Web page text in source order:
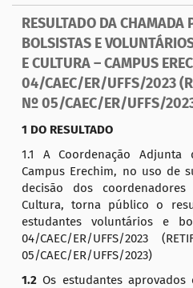
ç
ã
o
RESULTADO DA CHAMADA
BOLSISTAS E
E CULTURA – CAMPUS
04/CAEC/ER/UFFS/2023
Nº 05/CAEC/ER/UFFS/
1 DO RESULTADO
1.1 A Coordenação
Campus Erechim, no uso de
decisão dos
Cultura, torna público o
estudantes voluntários e
04/CAEC/ER/UFFS/2023
05/CAEC/ER/UFFS/2023)
1.2 Os estudantes